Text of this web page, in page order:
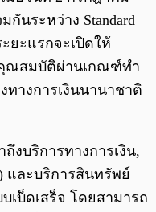
นระหว่าง Standard
ะยะแรกจะเปิดให้
ณสมบัติผ่านเกณฑ์ทำ
ทางการเงินนานาชาติ
งบริการทางการเงิน,
และบริการสินทรัพย์
บ็ดเสร็จ โดยสามารถ